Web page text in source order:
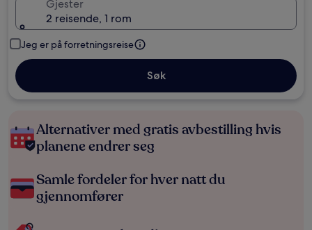
Gjester
2 reisende, 1 rom
Jeg er på forretningsreise
Søk
Alternativer med gratis avbestilling hvis
planene endrer seg
Samle fordeler for hver natt du
gjennomfører